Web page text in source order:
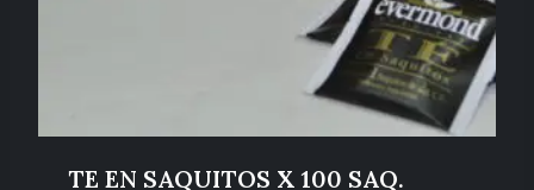
TE EN SAQUITOS X 100 SAQ.